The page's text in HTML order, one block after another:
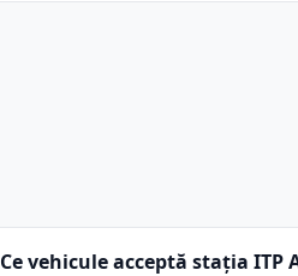
Ce vehicule acceptă stația ITP